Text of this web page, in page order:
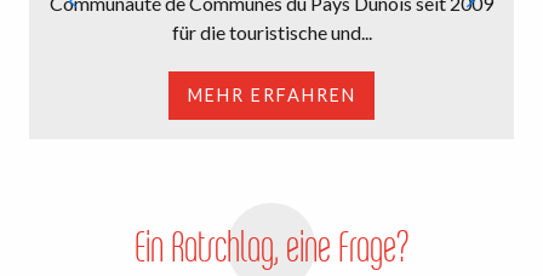
für die touristische und...
MEHR ERFAHREN
Ein Ratschlag, eine Frage?